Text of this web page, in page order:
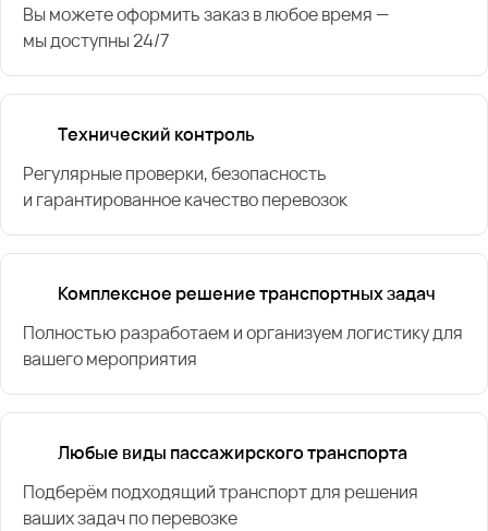
Вы можете оформить заказ в любое время —
мы доступны 24/7
Технический контроль
Регулярные проверки, безопасность
и гарантированное качество перевозок
Комплексное решение транспортных задач
Полностью разработаем и организуем логистику для
вашего мероприятия
Любые виды пассажирского транспорта
Подберём подходящий транспорт для решения
ваших задач по перевозке